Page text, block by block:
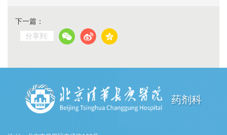
下一篇：
分享到:
药剂科